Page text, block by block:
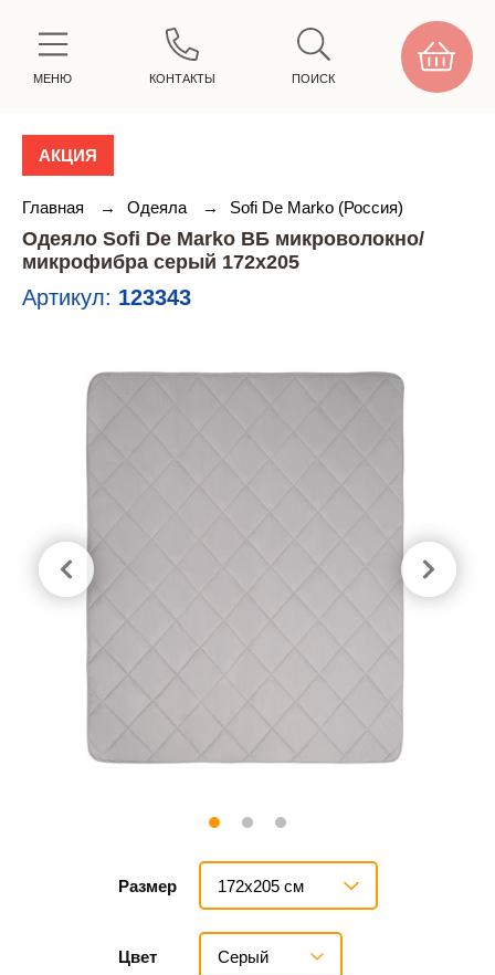
МЕНЮ КОНТАКТЫ ПОИСК
АКЦИЯ
Главная → Одеяла → Sofi De Marko (Россия)
Одеяло Sofi De Marko ВБ микроволокно/
микрофибра серый 172х205
Артикул: 123343
Размер 172х205 см
Цвет Серый